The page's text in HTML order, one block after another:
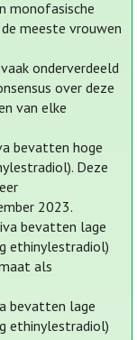
monofasische
meeste vrouwen
onderverdeeld
over deze
van elke
bevatten hoge
Deze
2023.
bevatten lage
ethinylestradiol)
als
bevatten lage
ethinylestradiol)